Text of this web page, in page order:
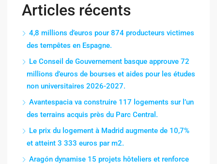
Articles récents
4,8 millions d’euros pour 874 producteurs victimes
des tempêtes en Espagne.
Le Conseil de Gouvernement basque approuve 72
millions d’euros de bourses et aides pour les études
non universitaires 2026-2027.
Avantespacia va construire 117 logements sur l’un
des terrains acquis près du Parc Central.
Le prix du logement à Madrid augmente de 10,7%
et atteint 3 333 euros par m2.
Aragón dynamise 15 projets hôteliers et renforce